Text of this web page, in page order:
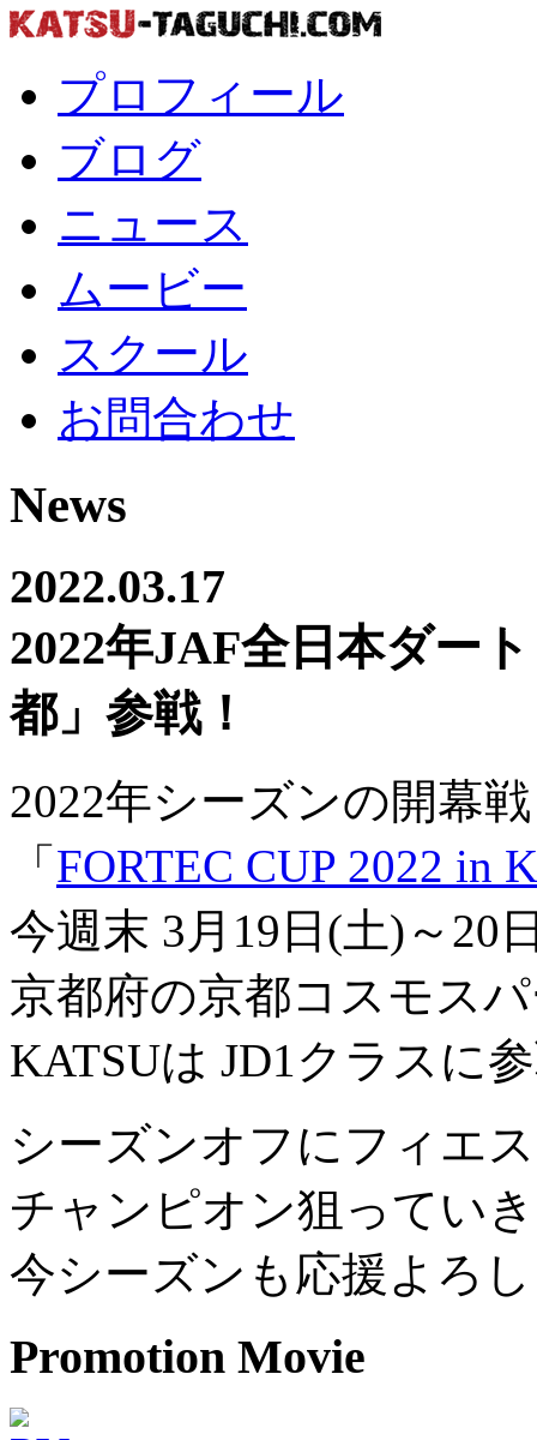
プロフィール
ブログ
ニュース
ムービー
スクール
お問合わせ
News
2022.03.17
2022年JAF全日本ダー
都」参戦！
2022年シーズンの開幕戦
「 FORTEC CUP 2022 in
今週末 3月19日(土)～20
京都府の京都コスモス
KATSUは JD1クラスに
シーズンオフにフィエ
チャンピオン狙ってい
今シーズンも応援よろ
Promotion Movie